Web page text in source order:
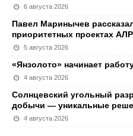
6 августа 2026
Павел Маринычев
приоритетных проектах
5 августа 2026
«Янзолото» начинает
4 августа 2026
Солнцевский угольный
добычи — уникальные
4 августа 2026